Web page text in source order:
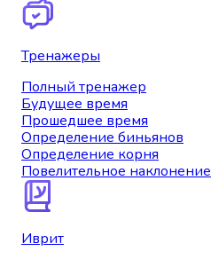
Тренажеры
Полный тренажер
Будущее время
Прошедшее время
Определение биньянов
Определение корня
Повелительное наклонение
Иврит